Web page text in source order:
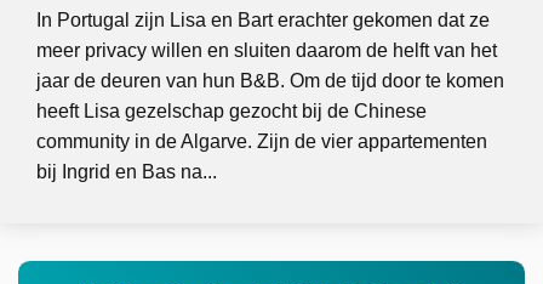
In Portugal zijn Lisa en Bart erachter gekomen dat ze
meer privacy willen en sluiten daarom de helft van het
jaar de deuren van hun B&B. Om de tijd door te komen
heeft Lisa gezelschap gezocht bij de Chinese
community in de Algarve. Zijn de vier appartementen
bij Ingrid en Bas na...